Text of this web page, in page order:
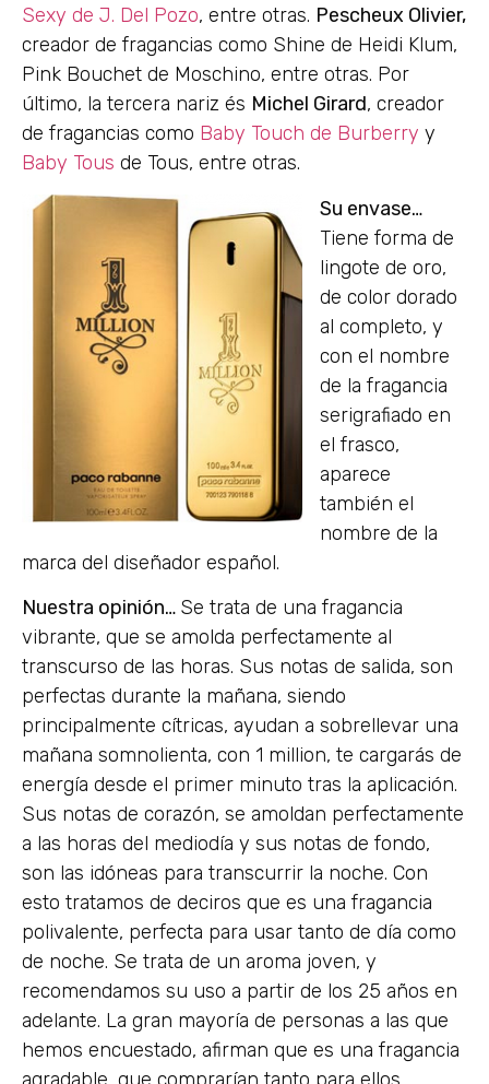
Sexy de J. Del Pozo, entre otras. Pescheux Olivier,
creador de fragancias como Shine de Heidi Klum,
Pink Bouchet de Moschino, entre otras. Por
último, la tercera nariz és Michel Girard, creador
de fragancias como Baby Touch de Burberry y
Baby Tous de Tous, entre otras.
Su envase…
Tiene forma de
lingote de oro,
de color dorado
al completo, y
con el nombre
de la fragancia
serigrafiado en
el frasco,
aparece
también el
nombre de la
marca del diseñador español.
Nuestra opinión… Se trata de una fragancia
vibrante, que se amolda perfectamente al
transcurso de las horas. Sus notas de salida, son
perfectas durante la mañana, siendo
principalmente cítricas, ayudan a sobrellevar una
mañana somnolienta, con 1 million, te cargarás de
energía desde el primer minuto tras la aplicación.
Sus notas de corazón, se amoldan perfectamente
a las horas del mediodía y sus notas de fondo,
son las idóneas para transcurrir la noche. Con
esto tratamos de deciros que es una fragancia
polivalente, perfecta para usar tanto de día como
de noche. Se trata de un aroma joven, y
recomendamos su uso a partir de los 25 años en
adelante. La gran mayoría de personas a las que
hemos encuestado, afirman que es una fragancia